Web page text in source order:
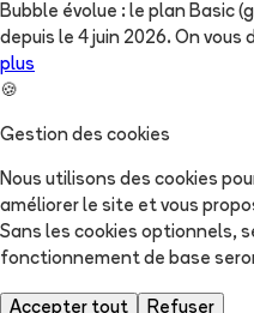
Bubble évolue : le plan Basic
depuis le 4 juin 2026. On
plus
🍪
Gestion des cookies
Nous utilisons des cookies
améliorer le site et vous
Sans les cookies optionnels,
fonctionnement de base
Accepter tout Refuser